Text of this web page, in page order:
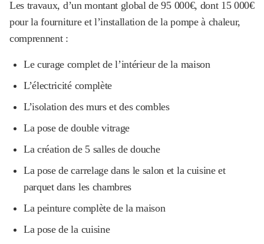
Les travaux, d’un montant global de 95 000€, dont 15 000€
pour la fourniture et l’installation de la pompe à chaleur,
comprennent :
Le curage complet de l’intérieur de la maison
L’électricité complète
L’isolation des murs et des combles
La pose de double vitrage
La création de 5 salles de douche
La pose de carrelage dans le salon et la cuisine et
parquet dans les chambres
La peinture complète de la maison
La pose de la cuisine